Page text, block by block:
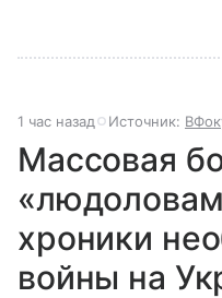
1 час назад Источник:
Массовая
хроники
войны на